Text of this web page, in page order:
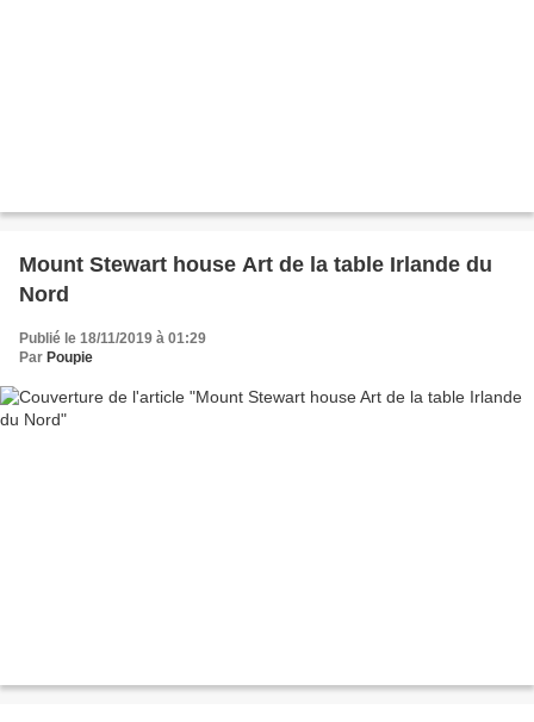
Mount Stewart house Art de la table Irlande du
Nord
Publié le 18/11/2019 à 01:29
Par Poupie